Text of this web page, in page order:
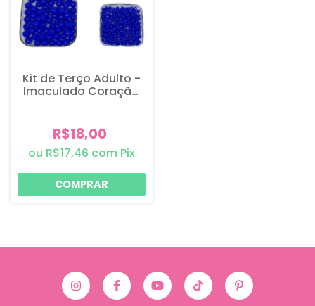
Kit de Terço Adulto -
Imaculado Coração
R$18,00
R$17,46 com Pix